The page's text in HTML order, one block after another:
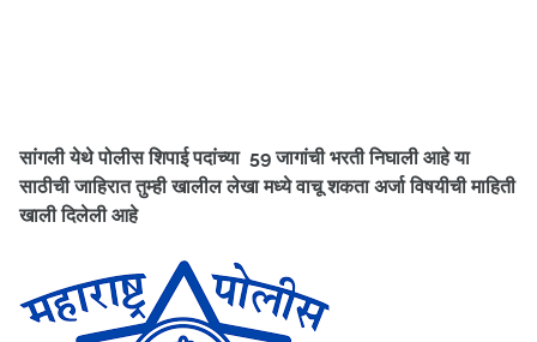
सांगली येथे पोलीस शिपाई पदांच्या 59 जागांची भरती निघाली आहेया
साठीची जाहिरात तुम्ही खालील लेखा मध्ये वाचू शकता अर्जा विषयीची माहिती
खाली दिलेली आहे